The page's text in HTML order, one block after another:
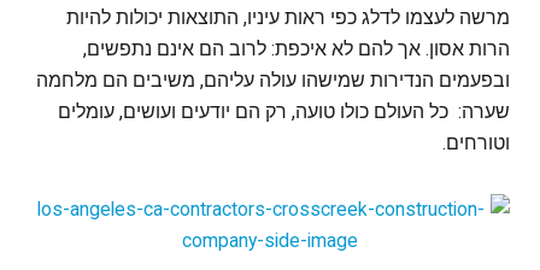
מרשה לעצמו לדלג כפי ראות עיניו, התוצאות יכולות להיות
הרות אסון. אך להם לא איכפת: לרוב הם אינם נתפשים,
ובפעמים הנדירות שמישהו עולה עליהם, משיבים הם מלחמה
שערה: כל העולם כולו טועה, רק הם יודעים ועושים, עומלים
וטורחים.